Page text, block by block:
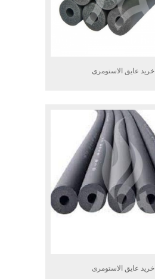
خرید عایق الاستومری
خرید عایق الاستومری